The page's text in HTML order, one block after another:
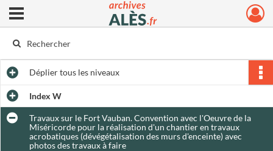
Archives municipales d'Alès
Ouvrir le menu déroulant
Dépliertous les niveaux
Index W
Travaux sur le Fort Vauban. Convention avec l'Oeuvre de la
Miséricorde pour la réalisation d'un chantier en travaux
acrobatiques (dévégétalisation des murs d'enceinte) avec
photos des travaux à faire